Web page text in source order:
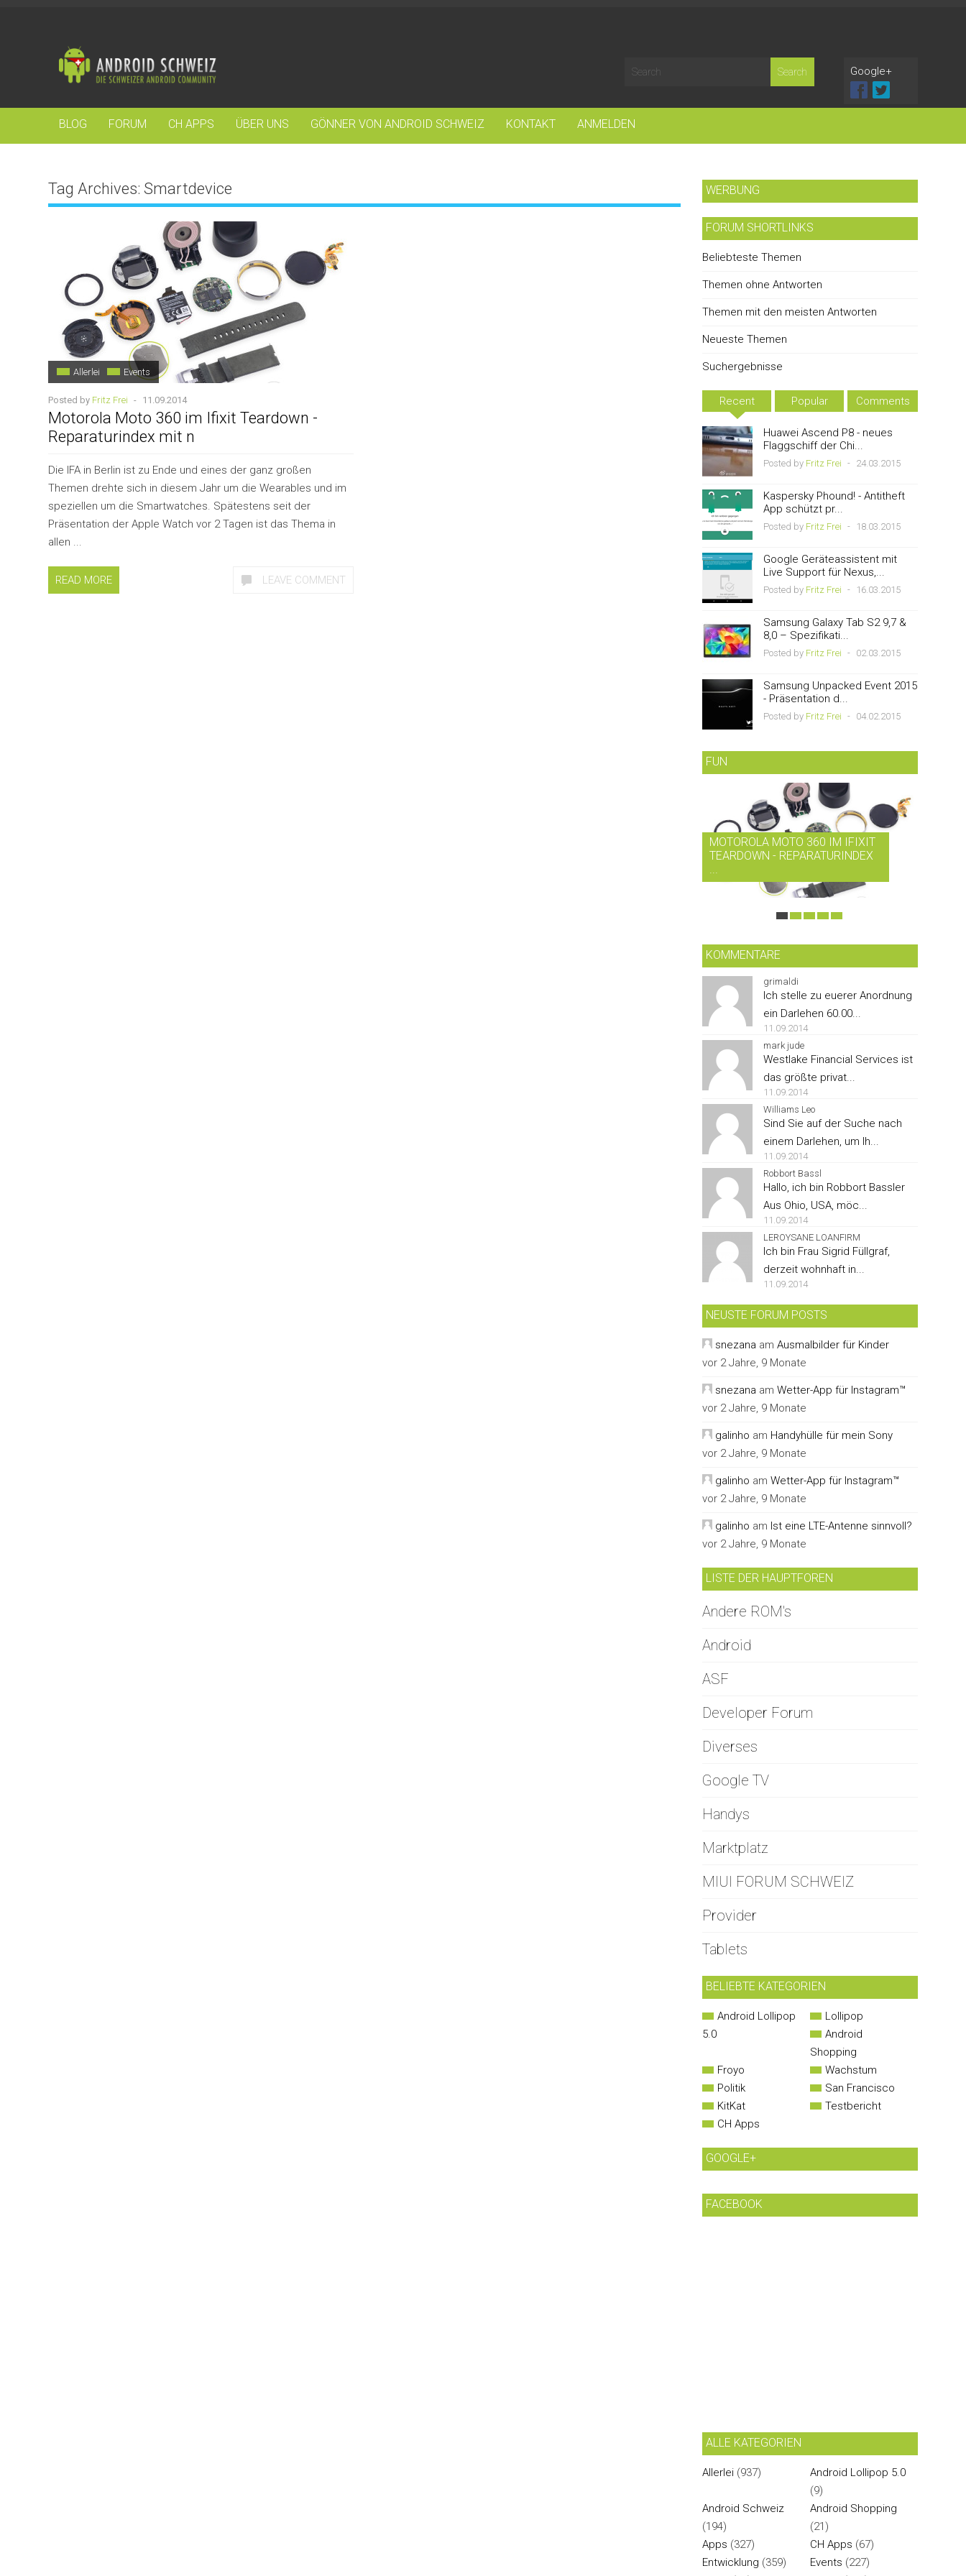
Google+
BLOG FORUM CH APPS ÜBER UNS GÖNNER VON ANDROID SCHWEIZ KONTAKT ANMELDEN
Tag Archives: Smartdevice
Allerlei Events
Posted by Fritz Frei - 11.09.2014
Motorola Moto 360 im Ifixit Teardown -
Reparaturindex mit n
Die IFA in Berlin ist zu Ende und eines der ganz großen
Themen drehte sich in diesem Jahr um die Wearables und im
speziellen um die Smartwatches. Spätestens seit der
Präsentation der Apple Watch vor 2 Tagen ist das Thema in
allen ...
READ MORE LEAVE COMMENT
WERBUNG
FORUM SHORTLINKS
Beliebteste Themen
Themen ohne Antworten
Themen mit den meisten Antworten
Neueste Themen
Suchergebnisse
Recent Popular Comments
Huawei Ascend P8 - neues
Flaggschiff der Chi...
Posted by Fritz Frei - 24.03.2015
Kaspersky Phound! - Antitheft
App schützt pr...
Posted by Fritz Frei - 18.03.2015
Google Geräteassistent mit
Live Support für Nexus,...
Posted by Fritz Frei - 16.03.2015
Samsung Galaxy Tab S2 9,7 &
8,0 – Spezifikati...
Posted by Fritz Frei - 02.03.2015
Samsung Unpacked Event 2015
- Präsentation d...
Posted by Fritz Frei - 04.02.2015
FUN
MOTOROLA MOTO 360 IM IFIXIT
TEARDOWN - REPARATURINDEX
...
KOMMENTARE
grimaldi
Ich stelle zu euerer Anordnung
ein Darlehen 60.00...
11.09.2014
mark jude
Westlake Financial Services ist
das größte privat...
11.09.2014
Williams Leo
Sind Sie auf der Suche nach
einem Darlehen, um Ih...
11.09.2014
Robbort Bassl
Hallo, ich bin Robbort Bassler
Aus Ohio, USA, möc...
11.09.2014
LEROYSANE LOANFIRM
Ich bin Frau Sigrid Füllgraf,
derzeit wohnhaft in...
11.09.2014
NEUSTE FORUM POSTS
snezana am Ausmalbilder für Kinder
vor 2 Jahre, 9 Monate
snezana am Wetter-App für Instagram™
vor 2 Jahre, 9 Monate
galinho am Handyhülle für mein Sony
vor 2 Jahre, 9 Monate
galinho am Wetter-App für Instagram™
vor 2 Jahre, 9 Monate
galinho am Ist eine LTE-Antenne sinnvoll?
vor 2 Jahre, 9 Monate
LISTE DER HAUPTFOREN
Andere ROM's
Android
ASF
Developer Forum
Diverses
Google TV
Handys
Marktplatz
MIUI FORUM SCHWEIZ
Provider
Tablets
BELIEBTE KATEGORIEN
Android Lollipop
5.0
Lollipop
Android
Shopping
Froyo
Wachstum
Politik
San Francisco
KitKat
Testbericht
CH Apps
GOOGLE+
FACEBOOK
ALLE KATEGORIEN
Allerlei (937)
Android Lollipop 5.0
(9)
Android Schweiz
(194)
Android Shopping
(21)
Apps (327) CH Apps (67)
Entwicklung (359) Events (227)